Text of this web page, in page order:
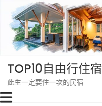
content
TOP10自由行住
此生一定要住一次的民宿